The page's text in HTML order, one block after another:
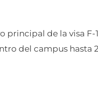
principal de la visa F-
del campus hasta